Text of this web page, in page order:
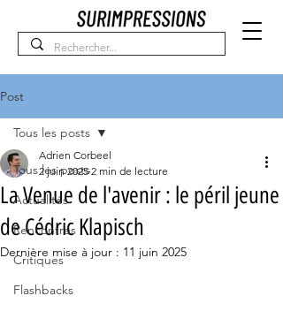
Post
Tous les posts
Actualités
Rencontres
Critiques
Flashbacks
Tous les posts
La Venue de l'avenir : le péril jeune
de Cédric Klapisch
Adrien Corbeel
2 juin 2025 2 min de lecture
Dernière mise à jour : 11 juin 2025